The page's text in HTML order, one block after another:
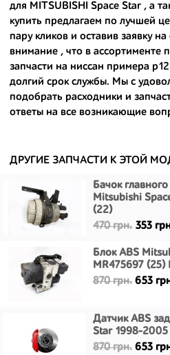
Ведь наши запчасти:
- доступные по цене;
- сняты только с автомобилей,
европейским и японским дорогам;
- имеют большой запас прочности и
долго прослужат вам.
для MITSUBISHI Space Star , а
купить предлагаем по лучшей
пару кликов и оставив заявку
внимание , что в ассортименте
запчасти на ниссан примера р12
долгий срок службы. Мы с
подобрать расходники и
ответы на все возникающие
ДРУГИЕ ЗАПЧАСТИ К ЭТОЙ
Бачок
Mitsubishi
(22)
470 грн. 353
Блок ABS
MR475697 (25)
870 грн. 653
Датчик ABS
Star 1998-2005
870 грн. 653